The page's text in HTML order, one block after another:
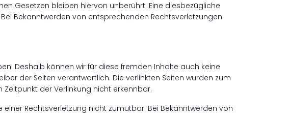
Gesetzen bleiben hiervon unberührt. Eine diesbezügliche
Bekanntwerden von entsprechenden Rechtsverletzungen
Deshalb können wir für diese fremden Inhalte auch keine
der Seiten verantwortlich. Die verlinkten Seiten wurden zum
der Verlinkung nicht erkennbar.
Rechtsverletzung nicht zumutbar. Bei Bekanntwerden von